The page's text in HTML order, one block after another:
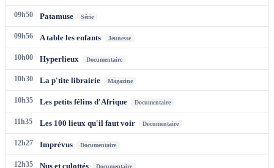
09h50 Patamuse Série
09h56 A table les enfants Jeunesse
10h00 Hyperlieux Documentaire
10h30 La p'tite librairie Magazine
10h35 Les petits félins d'Afrique Documentaire
11h35 Les 100 lieux qu'il faut voir Documentaire
12h27 Imprévus Documentaire
12h35 Nus et culottés Documentaire